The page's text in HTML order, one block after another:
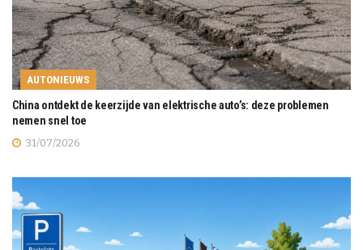
AUTONIEUWS
China ontdekt de keerzijde van elektrische auto’s: deze problemen
nemen snel toe
31/07/2026